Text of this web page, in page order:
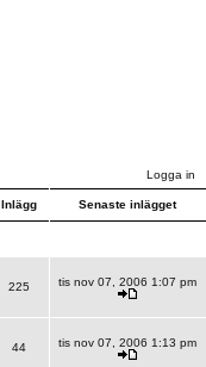
Logga in
Inlägg Senaste inlägget
225 tis nov 07, 2006 1:07 pm
44 tis nov 07, 2006 1:13 pm